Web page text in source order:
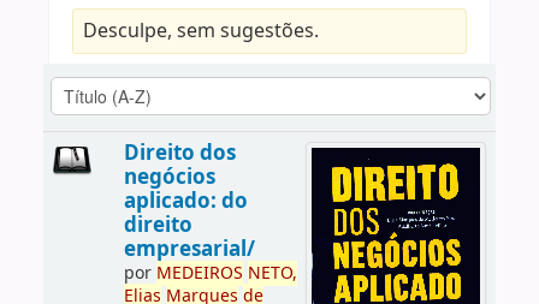
Desculpe, sem sugestões.
Direito dos
negócios
aplicado: do
direito
empresarial/
por MEDEIROS NETO,
Elias Marques de